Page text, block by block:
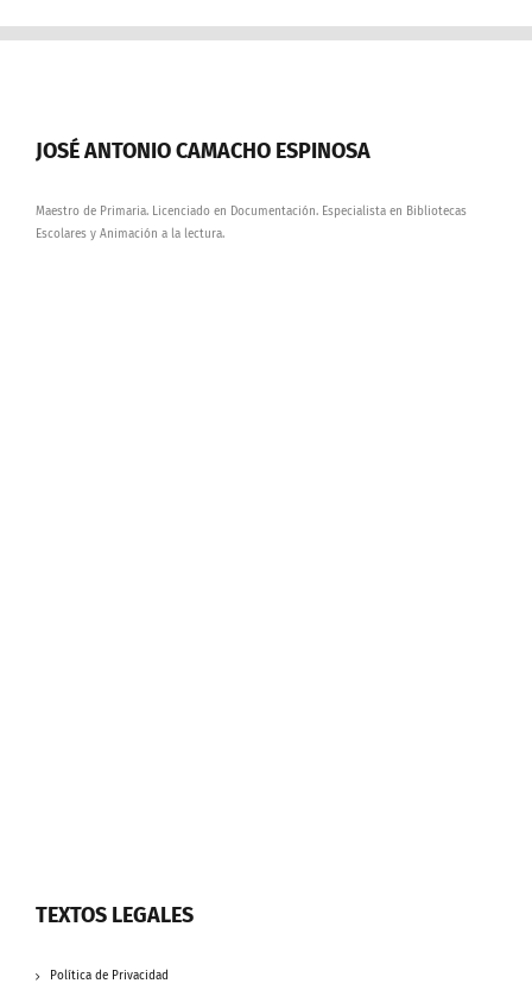
JOSÉ ANTONIO CAMACHO ESPINOSA
Maestro de Primaria. Licenciado en Documentación. Especialista en Bibliotecas
Escolares y Animación a la lectura.
TEXTOS LEGALES
Política de Privacidad